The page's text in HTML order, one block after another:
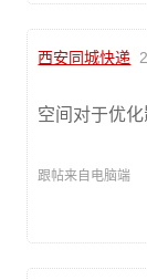
西安同城快递
空间对于优化
跟帖来自电脑端